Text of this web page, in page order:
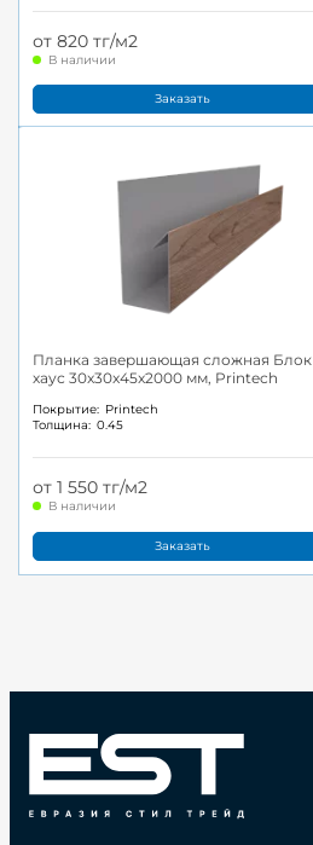
от 820 тг/м2
В наличии
Заказать
Планка завершающая сложная Блок
хаус 30x30x45x2000 мм, Printech
Покрытие: Printech
Толщина: 0.45
от 1 550 тг/м2
В наличии
Заказать